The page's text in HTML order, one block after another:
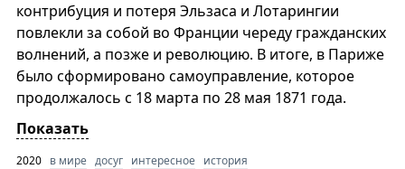
контрибуция и потеря Эльзаса и Лотарингии
повлекли за собой во Франции череду гражданских
волнений, а позже и революцию. В итоге, в Париже
было сформировано самоуправление, которое
продолжалось с 18 марта по 28 мая 1871 года.
Показать
2020 в мире досуг интересное история